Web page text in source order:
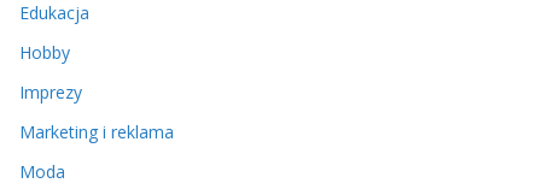
Edukacja
Hobby
Imprezy
Marketing i reklama
Moda